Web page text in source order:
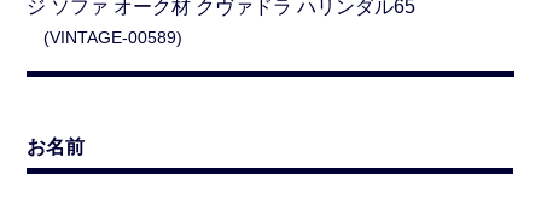
ジ ソファ オーク材 クヴァドラ ハリンダル65
(VINTAGE-00589)
お名前